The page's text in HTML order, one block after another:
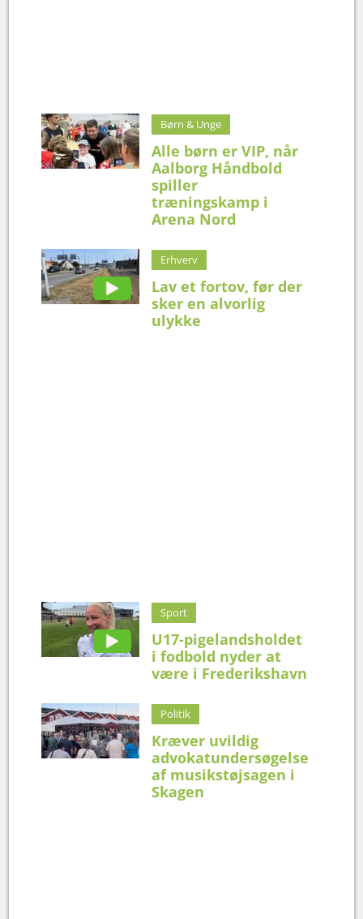
Børn & Unge
Alle børn er VIP, når
Aalborg Håndbold
spiller
træningskamp i
Arena Nord
Erhverv
Lav et fortov, før der
sker en alvorlig
ulykke
Sport
U17-pigelandsholdet
i fodbold nyder at
være i Frederikshavn
Politik
Kræver uvildig
advokatundersøgelse
af musikstøjsagen i
Skagen